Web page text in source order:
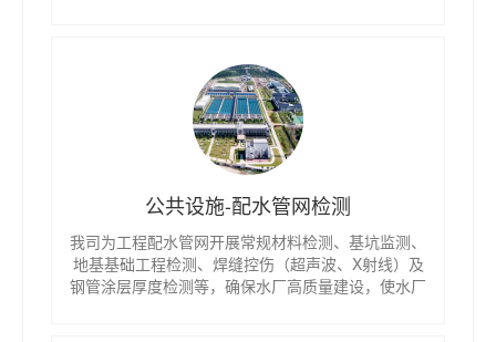
公共设施-配水管网检测
我司为工程配水管网开展常规材料检测、基坑监测、
地基基础工程检测、焊缝控伤（超声波、X射线）及
钢管涂层厚度检测等，确保水厂高质量建设，使水厂